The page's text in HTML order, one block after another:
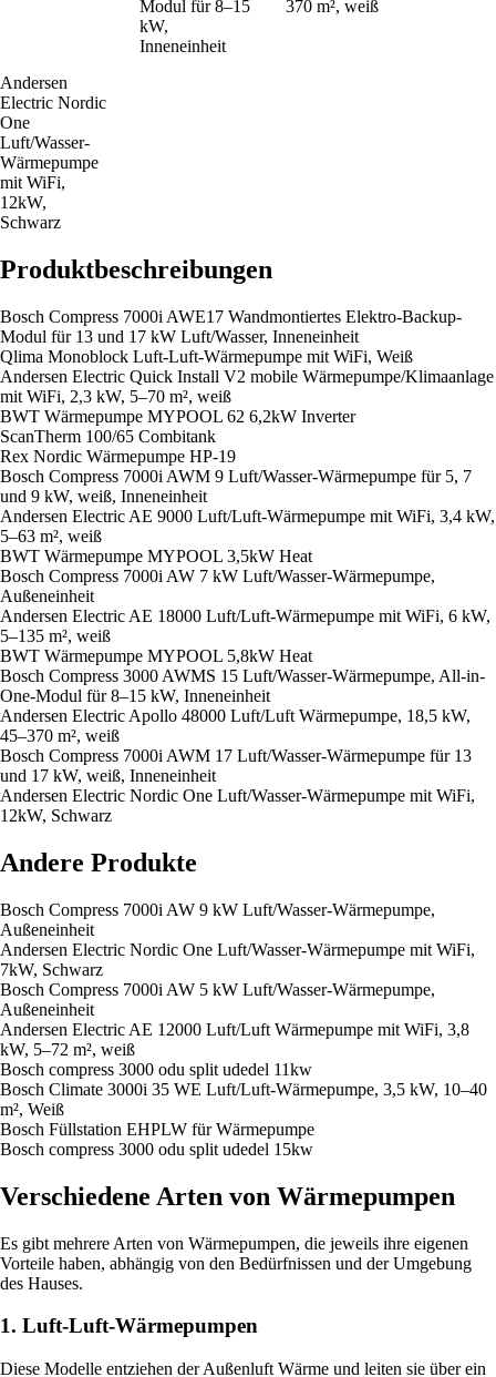
Modul für 8–15
kW,
Inneneinheit
370 m², weiß
Andersen
Electric Nordic
One
Luft/Wasser-
Wärmepumpe
mit WiFi,
12kW,
Schwarz
Produktbeschreibungen
Bosch Compress 7000i AWE17 Wandmontiertes Elektro-Backup-
Modul für 13 und 17 kW Luft/Wasser, Inneneinheit
Qlima Monoblock Luft-Luft-Wärmepumpe mit WiFi, Weiß
Andersen Electric Quick Install V2 mobile Wärmepumpe/Klimaanlage
mit WiFi, 2,3 kW, 5–70 m², weiß
BWT Wärmepumpe MYPOOL 62 6,2kW Inverter
ScanTherm 100/65 Combitank
Rex Nordic Wärmepumpe HP-19
Bosch Compress 7000i AWM 9 Luft/Wasser-Wärmepumpe für 5, 7
und 9 kW, weiß, Inneneinheit
Andersen Electric AE 9000 Luft/Luft-Wärmepumpe mit WiFi, 3,4 kW,
5–63 m², weiß
BWT Wärmepumpe MYPOOL 3,5kW Heat
Bosch Compress 7000i AW 7 kW Luft/Wasser-Wärmepumpe,
Außeneinheit
Andersen Electric AE 18000 Luft/Luft-Wärmepumpe mit WiFi, 6 kW,
5–135 m², weiß
BWT Wärmepumpe MYPOOL 5,8kW Heat
Bosch Compress 3000 AWMS 15 Luft/Wasser-Wärmepumpe, All-in-
One-Modul für 8–15 kW, Inneneinheit
Andersen Electric Apollo 48000 Luft/Luft Wärmepumpe, 18,5 kW,
45–370 m², weiß
Bosch Compress 7000i AWM 17 Luft/Wasser-Wärmepumpe für 13
und 17 kW, weiß, Inneneinheit
Andersen Electric Nordic One Luft/Wasser-Wärmepumpe mit WiFi,
12kW, Schwarz
Andere Produkte
Bosch Compress 7000i AW 9 kW Luft/Wasser-Wärmepumpe,
Außeneinheit
Andersen Electric Nordic One Luft/Wasser-Wärmepumpe mit WiFi,
7kW, Schwarz
Bosch Compress 7000i AW 5 kW Luft/Wasser-Wärmepumpe,
Außeneinheit
Andersen Electric AE 12000 Luft/Luft Wärmepumpe mit WiFi, 3,8
kW, 5–72 m², weiß
Bosch compress 3000 odu split udedel 11kw
Bosch Climate 3000i 35 WE Luft/Luft-Wärmepumpe, 3,5 kW, 10–40
m², Weiß
Bosch Füllstation EHPLW für Wärmepumpe
Bosch compress 3000 odu split udedel 15kw
Verschiedene Arten von Wärmepumpen
Es gibt mehrere Arten von Wärmepumpen, die jeweils ihre eigenen
Vorteile haben, abhängig von den Bedürfnissen und der Umgebung
des Hauses.
1. Luft-Luft-Wärmepumpen
Diese Modelle entziehen der Außenluft Wärme und leiten sie über ein